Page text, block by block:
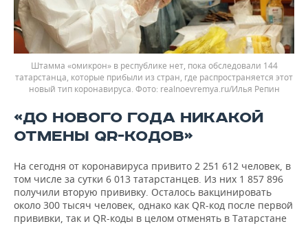
Штамма «омикрон» в республике нет, пока обследовали 144
татарстанца, которые прибыли из стран, где распространяется этот
новый тип коронавируса.
realnoevremya.ru/Илья Репин
«ДО НОВОГО ГОДА НИКАКОЙ
ОТМЕНЫ QR-КОДОВ»
На сегодня от коронавируса привито 2 251 612 человек, в
том числе за сутки 6 013 татарстанцев. Из них 1 857 896
получили вторую прививку. Осталось вакцинировать
около 300 тысяч человек, однако как QR-код после первой
прививки, так и QR-коды в целом отменять в Татарстане